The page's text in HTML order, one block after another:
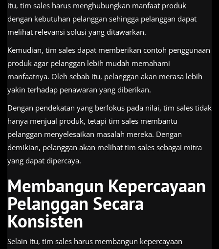
itu, tim sales harus menghubungkan manfaat produk
dengan kebutuhan pelanggan sehingga pelanggan dapat
melihat relevansi solusi yang ditawarkan.
Kemudian, tim sales dapat memberikan contoh penggunaan
produk agar pelanggan lebih mudah memahami
manfaatnya. Oleh sebab itu, pelanggan akan merasa lebih
yakin terhadap penawaran yang diberikan.
Dengan pendekatan yang berfokus pada nilai, tim sales tidak
hanya menjual produk, tetapi tim sales membantu
pelanggan menyelesaikan masalah mereka. Dengan
demikian, pelanggan akan melihat tim sales sebagai mitra
yang dapat dipercaya.
Membangun Kepercayaan
Pelanggan Secara
Konsisten
Selain itu, tim sales harus membangun kepercayaan